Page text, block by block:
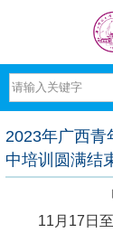
2023年广西青
中培训圆满结
11月17日